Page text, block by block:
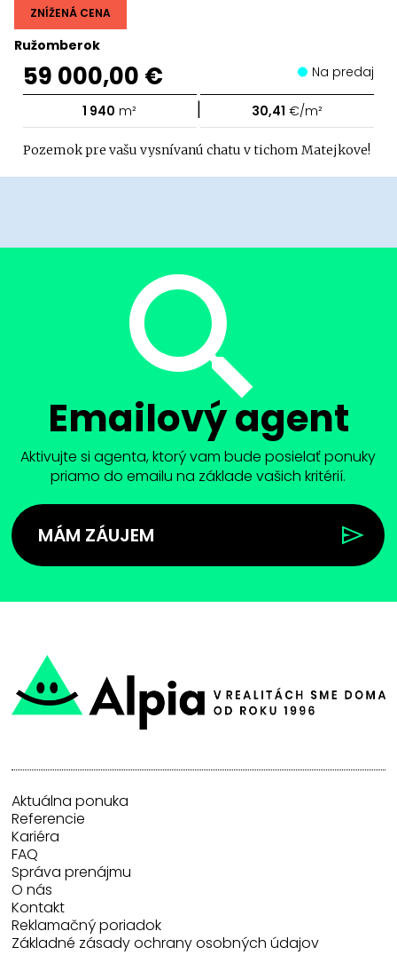
Ružomberok
ZNÍŽENÁ CENA
59 000,00 € Na predaj
1 940 m² | 30,41 €/m²
Pozemok pre vašu vysnívanú chatu v tichom Matejkove!
Emailový agent
Aktivujte si agenta, ktorý vam bude posielať ponuky
priamo do emailu na základe vašich kritérií.
MÁM ZÁUJEM
Aktuálna ponuka
Referencie
Kariéra
FAQ
Správa prenájmu
O nás
Kontakt
Reklamačný poriadok
Základné zásady ochrany osobných údajov